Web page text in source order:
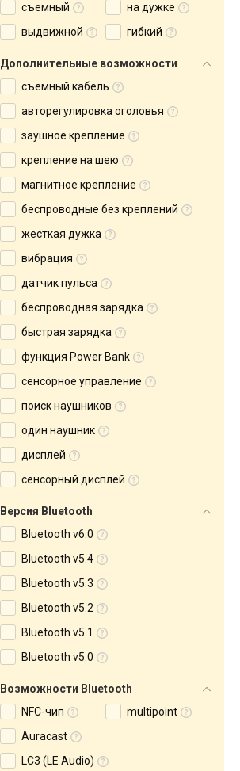
съемный
на дужке
выдвижной
гибкий
Дополнительные возможности
съемный кабель
авторегулировка оголовья
заушное крепление
крепление на шею
магнитное крепление
беспроводные без креплений
жесткая дужка
вибрация
датчик пульса
беспроводная зарядка
быстрая зарядка
функция Power Bank
сенсорное управление
поиск наушников
один наушник
дисплей
сенсорный дисплей
Версия Bluetooth
Bluetooth v6.0
Bluetooth v5.4
Bluetooth v5.3
Bluetooth v5.2
Bluetooth v5.1
Bluetooth v5.0
Возможности Bluetooth
NFC-чип
multipoint
Auracast
LC3 (LE Audio)